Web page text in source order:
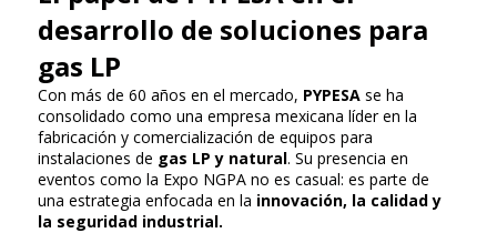
desarrollo de soluciones para
gas LP
Con más de 60 años en el mercado, PYPESA se ha
consolidado como una empresa mexicana líder en la
fabricación y comercialización de equipos para
instalaciones de gas LP y natural. Su presencia en
eventos como la Expo NGPA no es casual: es parte de
una estrategia enfocada en la innovación, la calidad y
la seguridad industrial.